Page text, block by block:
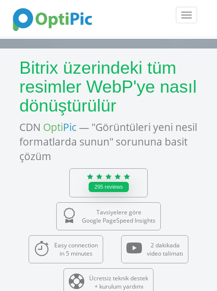
Toggle
Bitrix üzerindeki tüm
resimler WebP'ye nasıl
dönüştürülür
CDN OptiPic — "Görüntüleri yeni nesil
formatlarda sunun" sorununa basit
çözüm
295 reviews
Tavsiyelere göre
Google PageSpeed Insights
Easy connection
in 5 minutes
2 dakikada
video talimatı
Ücretsiz teknik destek
+ kurulum yardımı